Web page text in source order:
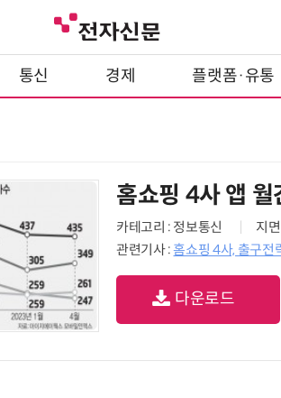
통신 경제 플랫폼·유통
홈쇼핑 4사 앱 월
카테고리 : 정보통신 지
관련기사 :홈쇼핑 4사, 출구전
다운로드